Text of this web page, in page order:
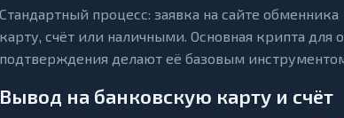
Стандартный процесс: заявка на сайте
карту, счёт или наличными. Основная крипта для
подтверждения делают её базовым
Вывод на банковскую карту и счёт